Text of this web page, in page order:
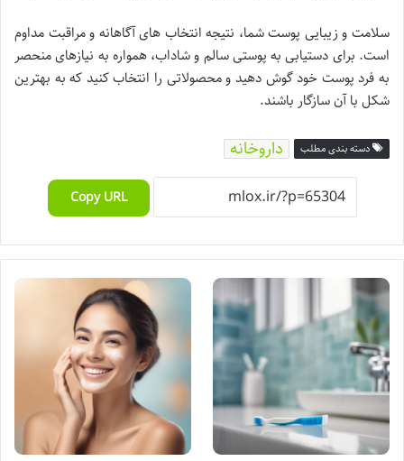
سلامت و زیبایی پوست شما، نتیجه انتخاب های آگاهانه و مراقبت مداوم
است. برای دستیابی به پوستی سالم و شاداب، همواره به نیازهای منحصر
به فرد پوست خود گوش دهید و محصولاتی را انتخاب کنید که به بهترین
شکل با آن سازگار باشند.
دسته بندی مطلب داروخانه
Copy URL